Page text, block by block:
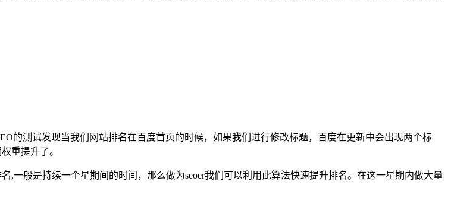
的测试发现当我们网站排名在百度首页的时候，如果我们进行修改标题，百度在更新中会出现两个标
重提升了。
,一般是持续一个星期间的时间，那么做为seoer我们可以利用此算法快速提升排名。在这一星期内做大量